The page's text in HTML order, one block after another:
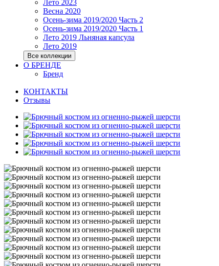
Лето 2023
Весна 2020
Осень-зима 2019/2020 Часть 2
Осень-зима 2019/2020 Часть 1
Лето 2019 Льняная капсула
Лето 2019
Все коллекции
О БРЕНДЕ
Бренд
КОНТАКТЫ
Отзывы